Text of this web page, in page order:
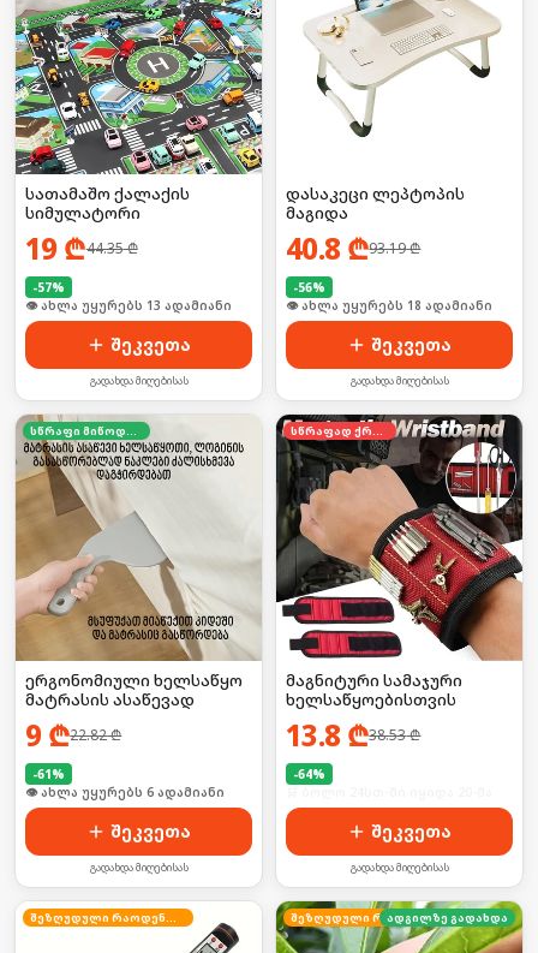
სათამაშო ქალაქის
სიმულატორი
19 ₾44.35₾
-57%
🛒 ბოლო 24სთ-ში იყიდა 17-მა
შეკვეთა
გადახდა მიღებისას
დასაკეცი ლეპტოპის
მაგიდა
40.8 ₾93.19₾
-56%
🛒 ბოლო 24სთ-ში იყიდა 28-მა
შეკვეთა
გადახდა მიღებისას
ერგონომიული ხელსაწყო
მატრასის ასაწევად
9 ₾22.82₾
-61%
🛒 ბოლო 24სთ-ში იყიდა 13-მა
შეკვეთა
გადახდა მიღებისას
მაგნიტური სამაჯური
ხელსაწყოებისთვის
13.8 ₾38.53₾
-64%
შეკვეთა
გადახდა მიღებისას
შეზღუდული რაოდენობა
ადგილზე გადახდა